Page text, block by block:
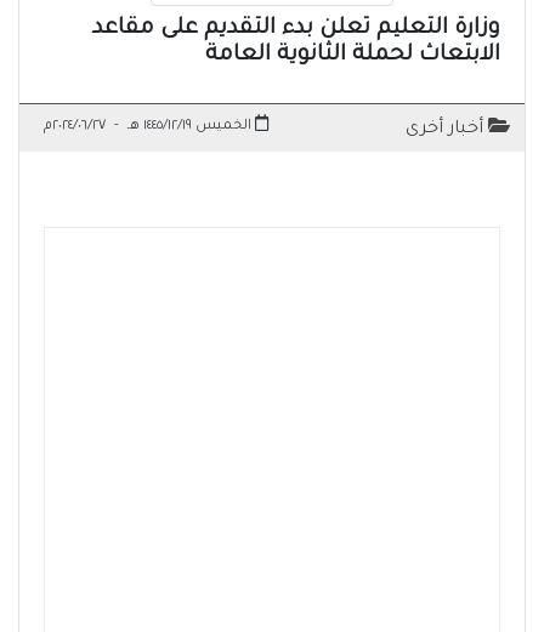
وزارة التعليم تعلن بدء التقديم على مقاعد
الابتعاث لحملة الثانوية العامة
أخبار أخرى الخميس ١٤٤٥/١٢/١٩ هـ - ٢٠٢٤/٠٦/٢٧م